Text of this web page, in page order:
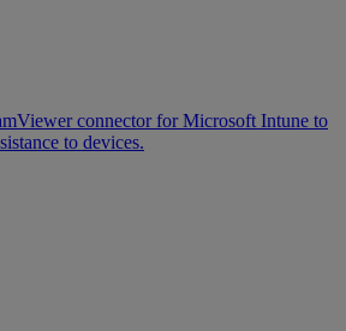
connector for Microsoft Intune to
to devices.